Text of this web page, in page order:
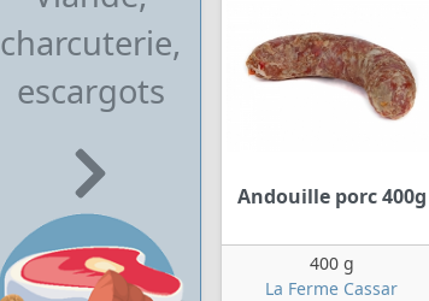
charcuterie,
escargots
Andouille porc 400g
400 g
La Ferme Cassar